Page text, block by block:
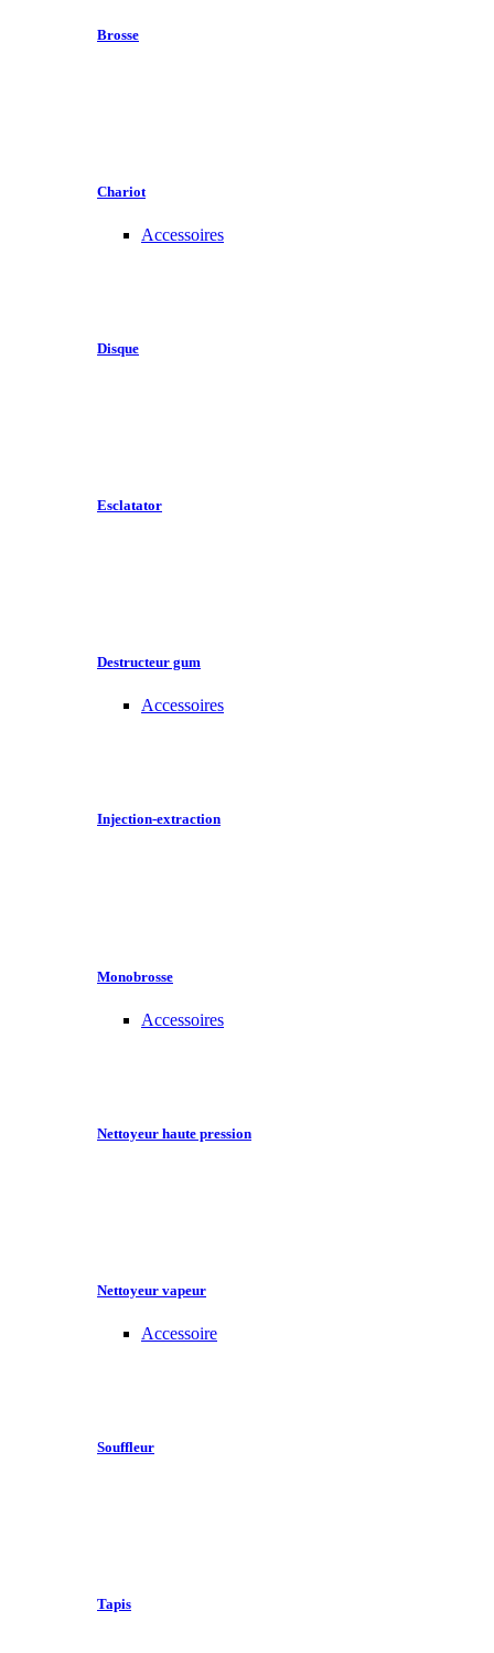
Brosse
Chariot
Accessoires
Disque
Esclatator
Destructeur gum
Accessoires
Injection-extraction
Monobrosse
Accessoires
Nettoyeur haute pression
Nettoyeur vapeur
Accessoire
Souffleur
Tapis